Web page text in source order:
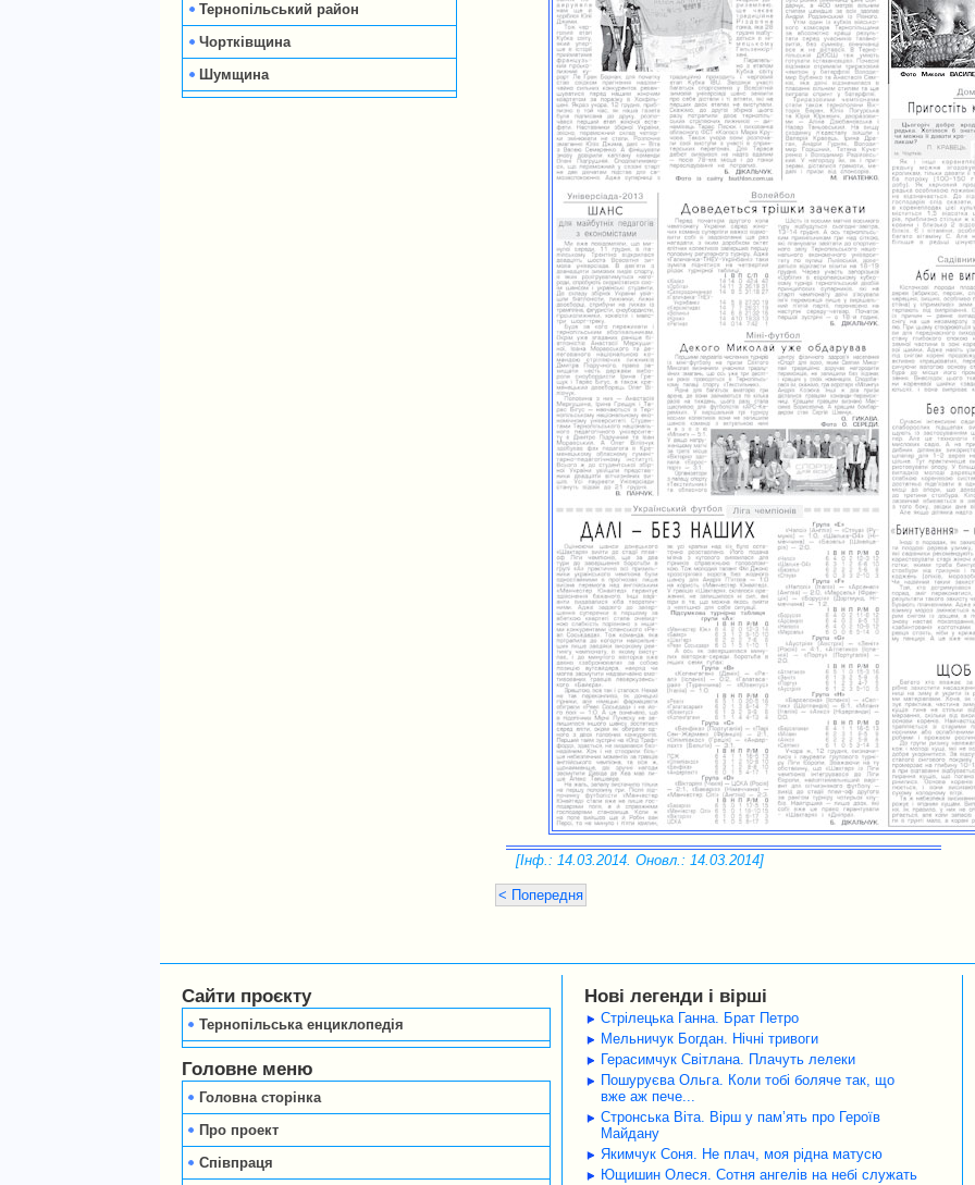
Тернопільський район
Чортківщина
Шумщина
[Інф.: 14.03.2014. Оновл.: 14.03.2014]
< Попередня
Сайти проєкту
Тернопільська енциклопедія
Головне меню
Головна сторінка
Про проект
Співпраця
Нові легенди і вірші
Стрілецька Ганна. Брат Петро
Мельничук Богдан. Нічні тривоги
Герасимчук Світлана. Плачуть лелеки
Пошуруєва Ольга. Коли тобі боляче так, що
вже аж пече...
Стронська Віта. Вірш у пам’ять про Героїв
Майдану
Якимчук Соня. Не плач, моя рідна матусю
Ющишин Олеся. Сотня ангелів на небі служать